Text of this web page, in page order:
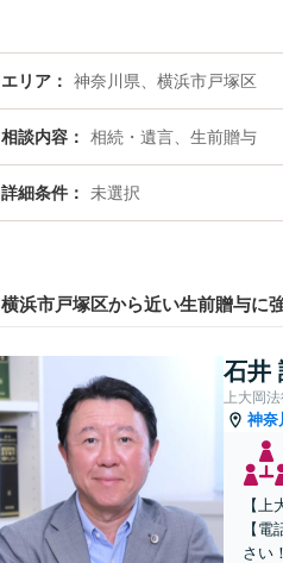
エリア 神奈川県、横浜市戸塚区
相談内容 相続・遺言、生前贈与
詳細条件 未選択
横浜市戸塚区から近い生前贈与に
石井
上大岡
神奈
【
【
さい